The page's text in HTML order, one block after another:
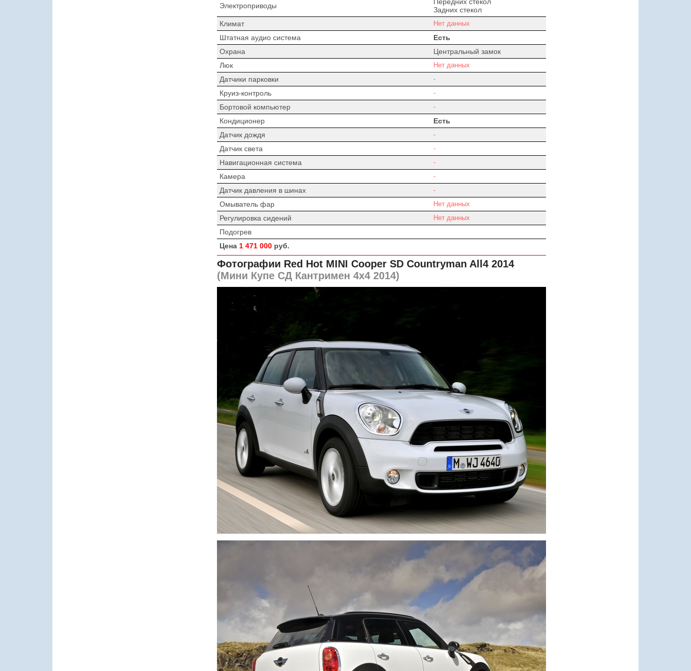
Электроприводы
Задних стекол
Климат
Нет данных
Штатная аудио система
Есть
Охрана
Центральный замок
Люк
Нет данных
Датчики парковки -
Круиз-контроль -
Бортовой компьютер -
Кондиционер
Есть
Датчик дождя
-
Датчик света -
Навигационная система -
Камера -
Датчик давления в шинах -
Омыватель фар Нет данных
Регулировка сидений Нет данных
Подогрев
Цена 1 471 000руб.
Фотографии Red Hot MINI Cooper SD Countryman All4 2014
(Мини Купе СД Кантримен 4х4 2014)